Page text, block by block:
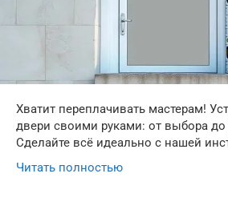
Хватит переплачивать мастерам!
двери своими руками: от выбора до
Сделайте всё идеально с нашей
Читать полностью